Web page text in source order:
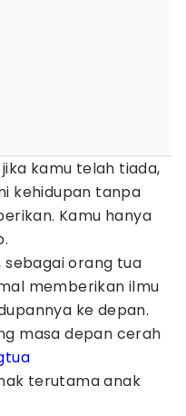
kamu telah tiada,
kehidupan tanpa
Kamu hanya
sebagai orang tua
memberikan ilmu
ke depan.
masa depan cerah
terutama anak